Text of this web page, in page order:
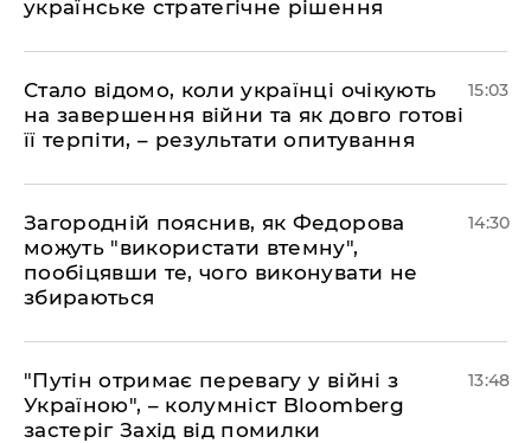
українське стратегічне рішення
Стало відомо, коли українці очікують
на завершення війни та як довго готові
її терпіти, – результати опитування
15:03
Загородній пояснив, як Федорова
можуть "використати втемну",
пообіцявши те, чого виконувати не
збираються
14:30
"Путін отримає перевагу у війні з
Україною", – колумніст Bloomberg
застеріг Захід від помилки
13:48